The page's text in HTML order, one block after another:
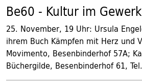
Be60 - Kultur im
25. November, 19 Uhr: Ursula
ihrem Buch Kämpfen mit Herz und
Movimento, Besenbinderhof 57A;
Büchergilde, Besenbinderhof 61,